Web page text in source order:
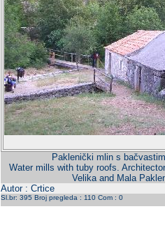
Paklenički mlin s
Water mills with tuby roofs.
Velika and Mala
Autor : Crtice
Sl.br: 395 Broj pregleda : 110 Com : 0